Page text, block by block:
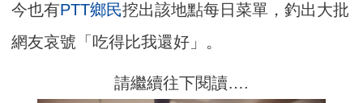
今也有PTT鄉民挖出該地點每日菜單，釣出大批
網友哀號「吃得比我還好」。
請繼續往下閱讀….